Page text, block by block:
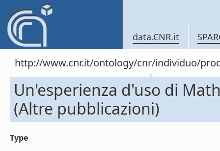
data.CNR.it
http://www.cnr.it/ontology/cnr/individuo/
Un'esperienza d'uso di
(Altre pubblicazioni)
Type